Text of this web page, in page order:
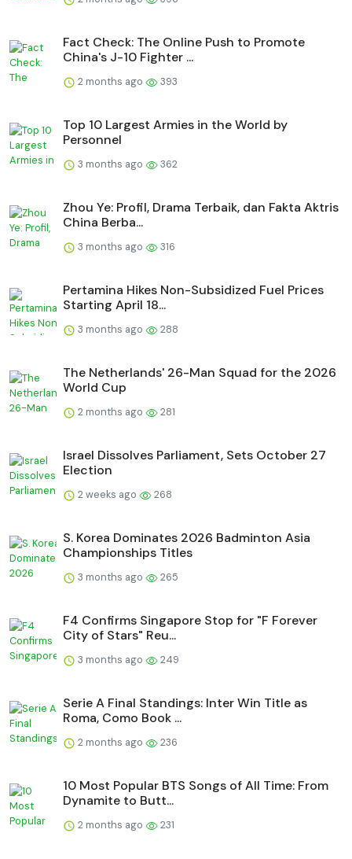
Fact Check: The Online Push to Promote
China's J-10 Fighter ...
2 months ago 393
Top 10 Largest Armies in the World by
Personnel
3 months ago 362
Zhou Ye: Profil, Drama Terbaik, dan Fakta Aktris
China Berba...
3 months ago 316
Pertamina Hikes Non-Subsidized Fuel Prices
Starting April 18...
3 months ago 288
The Netherlands' 26-Man Squad for the 2026
World Cup
2 months ago 281
Israel Dissolves Parliament, Sets October 27
Election
2 weeks ago 268
S. Korea Dominates 2026 Badminton Asia
Championships Titles
3 months ago 265
F4 Confirms Singapore Stop for "F Forever
City of Stars" Reu...
3 months ago 249
Serie A Final Standings: Inter Win Title as
Roma, Como Book ...
2 months ago 236
10 Most Popular BTS Songs of All Time: From
Dynamite to Butt...
2 months ago 231